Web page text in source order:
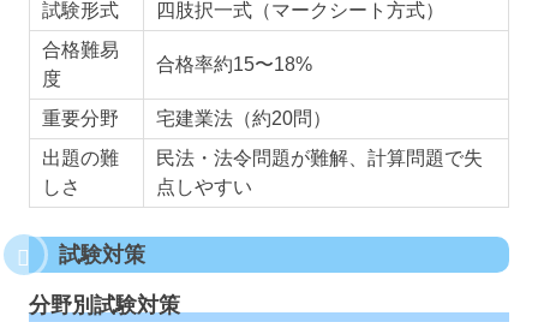
試験形式
四肢択一式（マークシート方式）
合格難易
度
合格率約15〜18%
重要分野
宅建業法（約20問）
出題の難
しさ
民法・法令問題が難解、計算問題で失
点しやすい
試験対策
分野別試験対策